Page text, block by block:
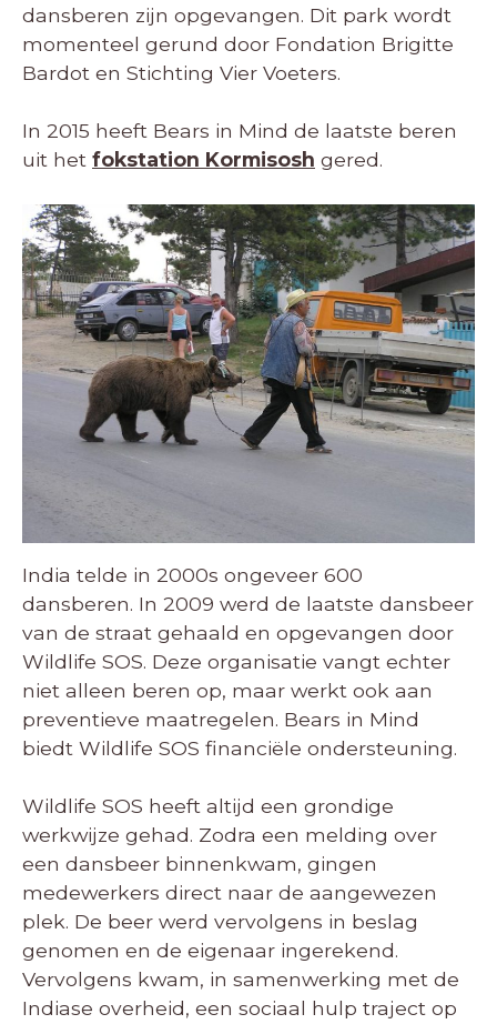
dansberen zijn opgevangen. Dit park wordt
momenteel gerund door Fondation Brigitte
Bardot en Stichting Vier Voeters.
In 2015 heeft Bears in Mind de laatste beren
uit het fokstation Kormisosh gered.
India telde in 2000s ongeveer 600
dansberen. In 2009 werd de laatste dansbeer
van de straat gehaald en opgevangen door
Wildlife SOS. Deze organisatie vangt echter
niet alleen beren op, maar werkt ook aan
preventieve maatregelen. Bears in Mind
biedt Wildlife SOS financiële ondersteuning.
Wildlife SOS heeft altijd een grondige
werkwijze gehad. Zodra een melding over
een dansbeer binnenkwam, gingen
medewerkers direct naar de aangewezen
plek. De beer werd vervolgens in beslag
genomen en de eigenaar ingerekend.
Vervolgens kwam, in samenwerking met de
Indiase overheid, een sociaal hulp traject op